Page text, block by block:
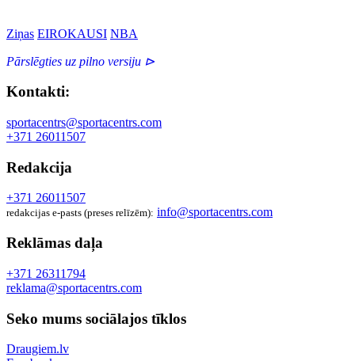
Ziņas EIROKAUSI NBA
Pārslēgties uz pilno versiju ⊳
Kontakti:
sportacentrs@sportacentrs.com
+371 26011507
Redakcija
+371 26011507
redakcijas e-pasts (preses relīzēm): info@sportacentrs.com
Reklāmas daļa
+371 26311794
reklama@sportacentrs.com
Seko mums sociālajos tīklos
Draugiem.lv